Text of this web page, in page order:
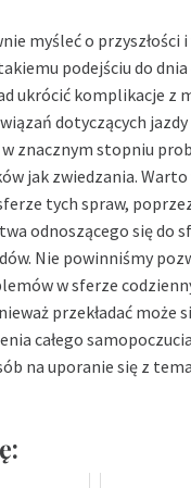
myśleć o przyszłości
podejściu do
ukrócić komplikacje z
dotyczących
w znacznym stopniu
jak zwiedzania.
tych spraw,
odnoszącego się do
Nie powinniśmy
w sferze
przekładać może
całego
na uporanie się z